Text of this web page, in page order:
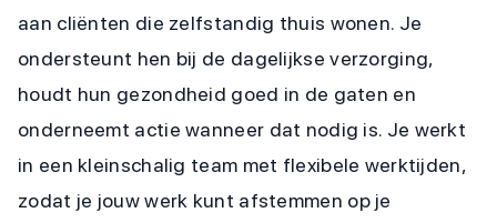
aan cliënten die zelfstandig thuis wonen. Je
ondersteunt hen bij de dagelijkse verzorging,
houdt hun gezondheid goed in de gaten en
onderneemt actie wanneer dat nodig is. Je werkt
in een kleinschalig team met flexibele werktijden,
zodat je jouw werk kunt afstemmen op je